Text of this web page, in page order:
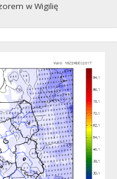
w Wigilię